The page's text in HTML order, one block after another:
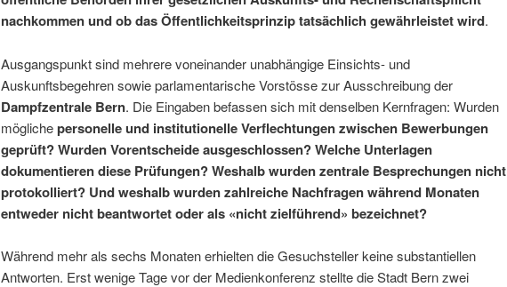
nachkommen und ob das Öffentlichkeitsprinzip tatsächlich gewährleistet wird.
Ausgangspunkt sind mehrere voneinander unabhängige Einsichts- und
Auskunftsbegehren sowie parlamentarische Vorstösse zur Ausschreibung der
Dampfzentrale Bern. Die Eingaben befassen sich mit denselben Kernfragen: Wurden
möglichepersonelle und institutionelle Verflechtungen zwischen Bewerbungen
geprüft? Wurden Vorentscheide ausgeschlossen? Welche Unterlagen
dokumentieren diese Prüfungen? Weshalb wurden zentrale Besprechungen nicht
protokolliert? Und weshalb wurden zahlreiche Nachfragen während Monaten
entweder nicht beantwortet oder als «nicht zielführend» bezeichnet?
Während mehr als sechs Monaten erhielten die Gesuchsteller keine substantiellen
Antworten. Erst wenige Tage vor der Medienkonferenz stellte die Stadt Bern zwei